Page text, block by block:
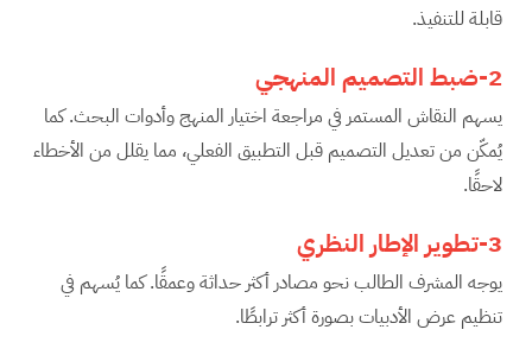
قابلة للتنفيذ.
2-ضبط التصميم المنهجي
يسهم النقاش المستمر في مراجعة اختيار المنهج وأدوات البحث. كما
يُمكّن من تعديل التصميم قبل التطبيق الفعلي، مما يقلل من الأخطاء
لاحقًا.
3-تطوير الإطار النظري
يوجه المشرف الطالب نحو مصادر أكثر حداثة وعمقًا. كما يُسهم في
تنظيم عرض الأدبيات بصورة أكثر ترابطًا.